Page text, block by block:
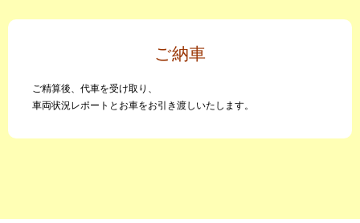
ご納車
ご精算後、代車を受け取り、
車両状況レポートとお車をお引き渡しいたします。